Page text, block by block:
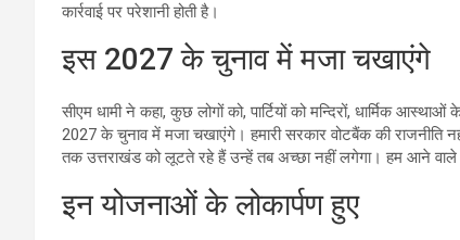
कार्रवाई पर परेशानी होती है।
इस 2027 के चुनाव में मजा चखाएंगे
सीएम धामी ने कहा, कुछ लोगों को, पार्टियों को मन्दिरों, धार्मिक
2027 के चुनाव में मजा चखाएंगे। हमारी सरकार वोटबैंक की राजनीति
तक उत्तराखंड को लूटते रहे हैं उन्हें तब अच्छा नहीं लगेगा। हम आने वाले
इन योजनाओं के लोकार्पण हुए